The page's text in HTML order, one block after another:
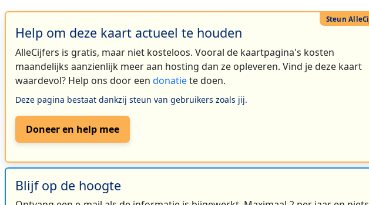
Help om deze kaart actueel te houden
AlleCijfers is gratis, maar niet kosteloos. Vooral de kaartpagina's kosten
maandelijks aanzienlijk meer aan hosting dan ze opleveren. Vind je deze kaart
waardevol? Help ons door een donatiete doen.
Deze pagina bestaat dankzij steun van gebruikers zoals jij.
Doneer en help mee
Blijf op de hoogte